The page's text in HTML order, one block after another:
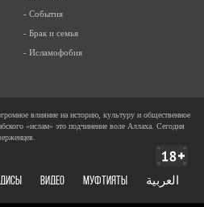
- События
- Брак и семья
- Исламофобия
влияние на историю, культуру и общественное
«ислам» это подчинение воле Аллаха. Сегодня
ВИДЕО Муфтияты العربية